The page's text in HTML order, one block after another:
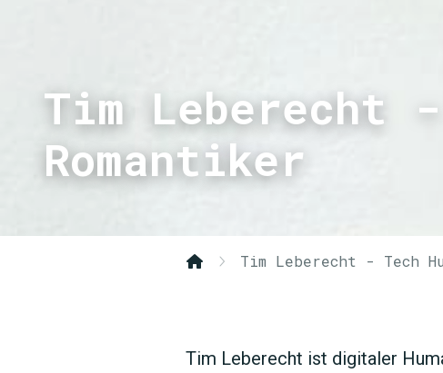
Tim Leberecht
Romantiker
Tim Leberecht - Tech
Tim Leberecht ist digitaler